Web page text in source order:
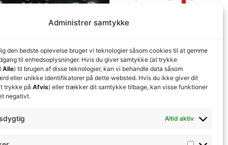
Administrer samtykke
den bedste oplevelse bruger vi teknologier såsom cookies til at gemme
til enhedsoplysninger. Hvis du giver samtykke (at trykke
Alle) til brugen af disse teknologier, kan vi behandle data såsom
eller unikke identifikatorer på dette websted. Hvis du ikke giver dit
trykke på Afvis) eller trækker dit samtykke tilbage, kan visse funktioner
negativt.
Altid aktiv